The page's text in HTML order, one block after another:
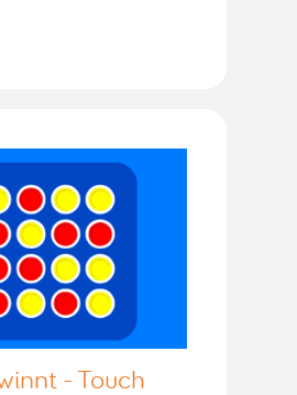
- Touch